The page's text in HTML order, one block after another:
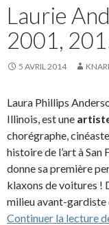
Laurie
2001,
5 AVRIL 2014
Laura Phillips
Illinois, est une
chorégraphe,
histoire de l’art à
donne sa première
klaxons de voitures !
milieu avant-gardiste
Continuer la lecture